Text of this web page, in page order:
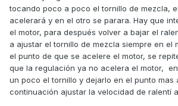
tocando poco a poco el tornillo de mezcla,
acelerará y en el otro se parara. Hay que
el motor, para después volver a bajar el
a ajustar el tornillo de mezcla siempre en el
el punto de que se acelere el motor, se
que la regulación ya no acelera el motor,
un poco el tornillo y dejarlo en el punto mas
continuación ajustar la velocidad de ralentí